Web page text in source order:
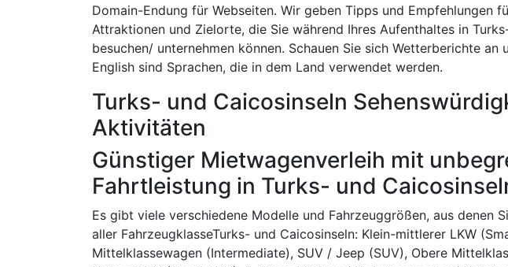
Domain-Endung für Webseiten. Wir geben Tipps und Empfehlungen
Attraktionen und Zielorte, die Sie während Ihres Aufenthaltes in
besuchen/ unternehmen können. Schauen Sie sich Wetterberichte an
English sind Sprachen, die in dem Land verwendet werden.
Turks- und Caicosinseln
Aktivitäten
Günstiger Mietwagenverleih mit
Fahrtleistung in Turks- und
Es gibt viele verschiedene Modelle und Fahrzeuggrößen, aus denen
aller FahrzeugklasseTurks- und Caicosinseln: Klein-mittlerer LKW
Mittelklassewagen (Intermediate), SUV / Jeep (SUV), Obere